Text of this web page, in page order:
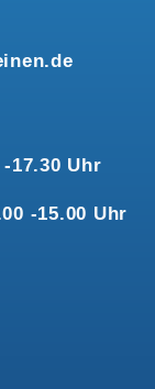
17.30 Uhr
-15.00 Uhr